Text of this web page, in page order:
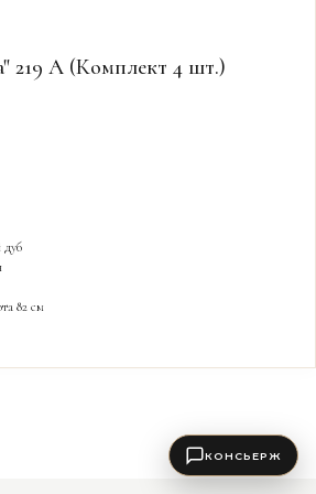
КОНСЬЕРЖ
219 A (Комплект 4 шт.)
дуб
82 см